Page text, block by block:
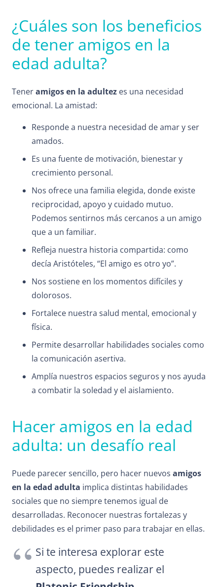
¿Cuáles son los beneficios
de tener amigos en la
edad adulta?
Teneramigos en la adultez es una necesidad
emocional. La amistad:
Responde a nuestra necesidad de amar y ser
amados.
Es una fuente de motivación, bienestar y
crecimiento personal.
Nos ofrece una familia elegida, donde existe
reciprocidad, apoyo y cuidado mutuo.
Podemos sentirnos más cercanos a un amigo
que a un familiar.
Refleja nuestra historia compartida: como
decía Aristóteles, “El amigo es otro yo”.
Nos sostiene en los momentos difíciles y
dolorosos.
Fortalece nuestra salud mental, emocional y
física.
Permite desarrollar habilidades sociales como
la comunicación asertiva.
Amplía nuestros espacios seguros y nos ayuda
a combatir la soledad y el aislamiento.
Hacer amigos en la edad
adulta: un desafío real
Puede parecer sencillo, pero hacer nuevos amigos
en la edad adulta implica distintas habilidades
sociales que no siempre tenemos igual de
desarrolladas. Reconocer nuestras fortalezas y
debilidades es el primer paso para trabajar en ellas.
Si te interesa explorar este
aspecto, puedes realizar el